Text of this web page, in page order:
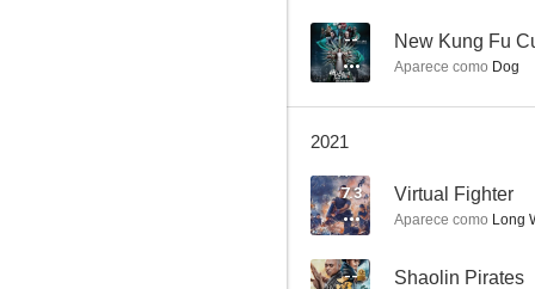
La espada del dragón
-- New Kung Fu
Aparece como Dog
2021
7.3 Virtual Fighter
Aparece como Long
-- Shaolin Pirates